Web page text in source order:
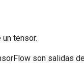
tensor.
son salidas